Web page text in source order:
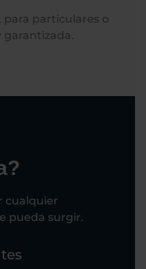
particulares o
garantizada.
cualquier
pueda surgir.